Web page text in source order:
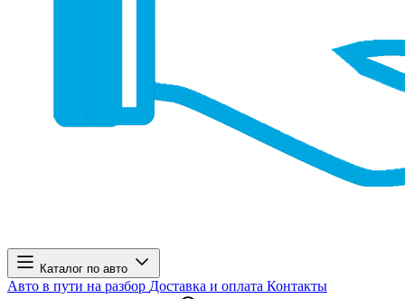
Каталог по авто
Авто в пути на разбор Доставка и оплата Контакты